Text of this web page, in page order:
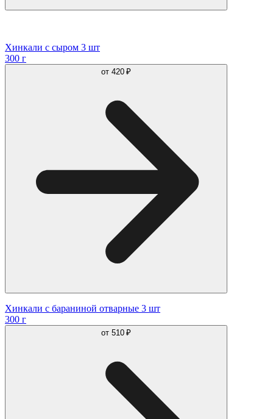
Хинкали с сыром 3 шт
300 г
от 420 ₽
Хинкали с бараниной отварные 3 шт
300 г
от 510 ₽